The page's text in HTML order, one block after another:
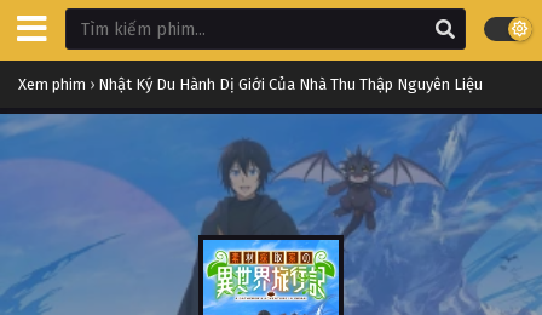
Xem phim › Nhật Ký Du Hành Dị Giới Của Nhà Thu Thập Nguyên Liệu